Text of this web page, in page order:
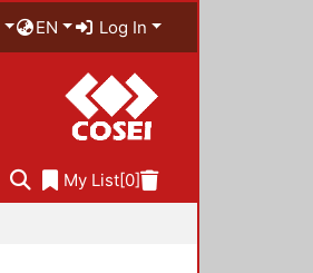
EN Log In
My List[0]